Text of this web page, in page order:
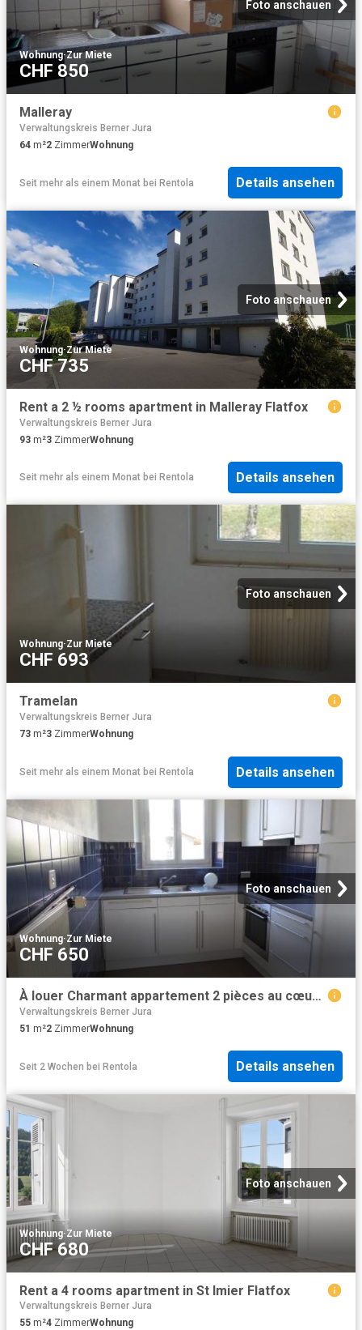
Foto anschauen
Wohnung·Zur Miete
CHF 850
Malleray
Verwaltungskreis Berner Jura
64 m²2 ZimmerWohnung
Seit mehr als einem Monat bei Rentola Details ansehen
Foto anschauen
Wohnung·Zur Miete
CHF 735
Rent a 2 ½ rooms apartment in Malleray Flatfox
Verwaltungskreis Berner Jura
93 m²3 ZimmerWohnung
Seit mehr als einem Monat bei Rentola Details ansehen
Foto anschauen
Wohnung·Zur Miete
CHF 693
Tramelan
Verwaltungskreis Berner Jura
73 m²3 ZimmerWohnung
Seit mehr als einem Monat bei Rentola Details ansehen
Foto anschauen
Wohnung·Zur Miete
CHF 650
À louer Charmant appartement 2 pièces au cœur de Moutier Moutier
Verwaltungskreis Berner Jura
51 m²2 ZimmerWohnung
Seit 2 Wochen bei Rentola Details ansehen
Foto anschauen
Wohnung·Zur Miete
CHF 680
Rent a 4 rooms apartment in St Imier Flatfox
Verwaltungskreis Berner Jura
55 m²4 ZimmerWohnung